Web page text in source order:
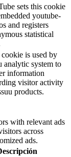
sets this cookie
youtube-
and registers
statistical
is used by
analytic system to
information
visitor activity
products.
with relevant ads
across
ads.